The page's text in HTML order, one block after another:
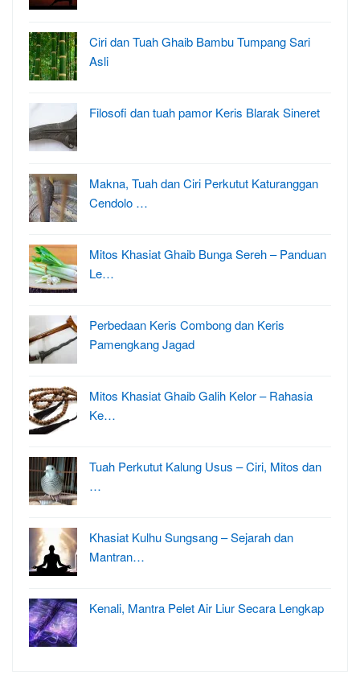
Ciri dan Tuah Ghaib Bambu Tumpang Sari
Asli
Filosofi dan tuah pamor Keris Blarak Sineret
Makna, Tuah dan Ciri Perkutut Katuranggan
Cendolo …
Mitos Khasiat Ghaib Bunga Sereh – Panduan
Le…
Perbedaan Keris Combong dan Keris
Pamengkang Jagad
Mitos Khasiat Ghaib Galih Kelor – Rahasia
Ke…
Tuah Perkutut Kalung Usus – Ciri, Mitos dan
…
Khasiat Kulhu Sungsang – Sejarah dan
Mantran…
Kenali, Mantra Pelet Air Liur Secara Lengkap